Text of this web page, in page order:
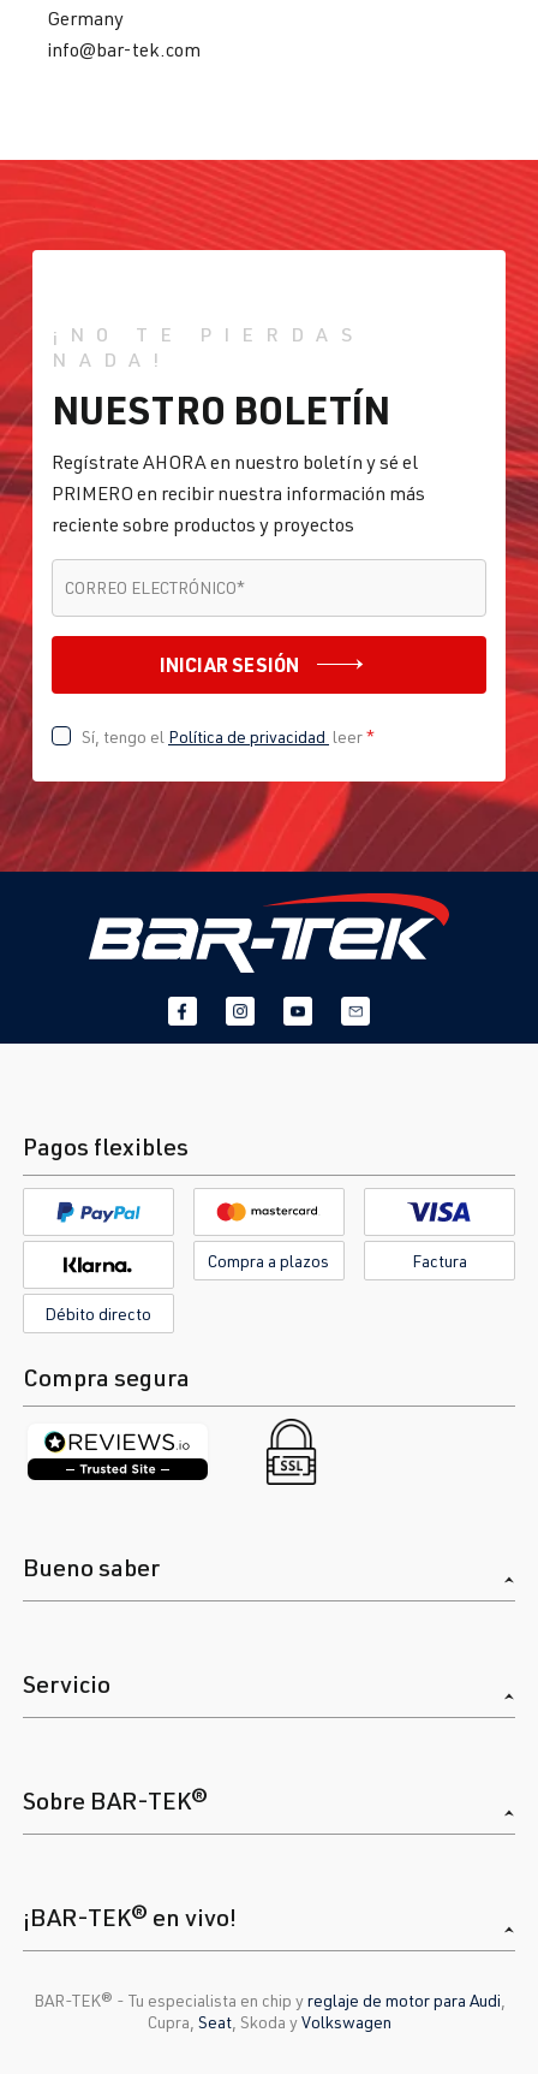
Germany
info@bar-tek.com
¡NO TE PIERDAS
NADA!
NUESTRO BOLETÍN
Regístrate AHORA en nuestro boletín y sé el
PRIMERO en recibir nuestra información más
reciente sobre productos y proyectos
CORREO ELECTRÓNICO*
INICIAR SESIÓN
Sí, tengo el Política de privacidad leer*
Pagos flexibles
Compra a plazos Factura
Débito directo
Compra segura
Bueno saber
Servicio
Sobre BAR-TEK®
¡BAR-TEK® en vivo!
BAR-TEK®️ - Tu especialista en chip yreglaje de motor para Audi
Cupra, Seat, Skoda yVolkswagen